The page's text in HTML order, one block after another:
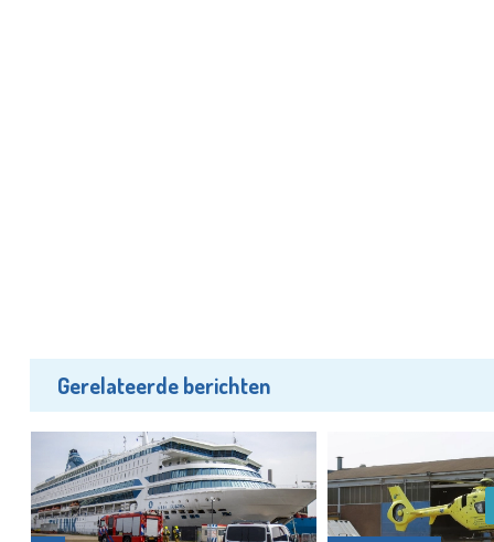
Gerelateerde berichten